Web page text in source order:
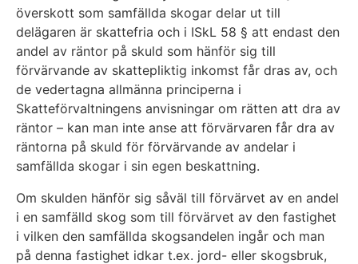
överskott som samfällda skogar delar ut till
delägaren är skattefria och i ISkL 58 § att endast den
andel av räntor på skuld som hänför sig till
förvärvande av skattepliktig inkomst får dras av, och
de vedertagna allmänna principerna i
Skatteförvaltningens anvisningar om rätten att dra av
räntor – kan man inte anse att förvärvaren får dra av
räntorna på skuld för förvärvande av andelar i
samfällda skogar i sin egen beskattning.
Om skulden hänför sig såväl till förvärvet av en andel
i en samfälld skog som till förvärvet av den fastighet
i vilken den samfällda skogsandelen ingår och man
på denna fastighet idkar t.ex. jord- eller skogsbruk,